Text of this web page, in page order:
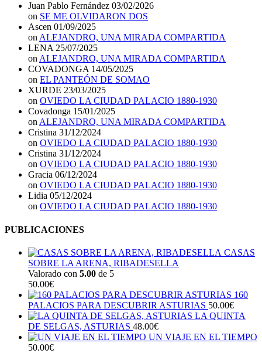
Juan Pablo Fernández 03/02/2026
on SE ME OLVIDARON DOS
Ascen 01/09/2025
on ALEJANDRO, UNA MIRADA COMPARTIDA
LENA 25/07/2025
on ALEJANDRO, UNA MIRADA COMPARTIDA
COVADONGA 14/05/2025
on EL PANTEÓN DE SOMAO
XURDE 23/03/2025
on OVIEDO LA CIUDAD PALACIO 1880-1930
Covadonga 15/01/2025
on ALEJANDRO, UNA MIRADA COMPARTIDA
Cristina 31/12/2024
on OVIEDO LA CIUDAD PALACIO 1880-1930
Cristina 31/12/2024
on OVIEDO LA CIUDAD PALACIO 1880-1930
Gracia 06/12/2024
on OVIEDO LA CIUDAD PALACIO 1880-1930
Lidia 05/12/2024
on OVIEDO LA CIUDAD PALACIO 1880-1930
PUBLICACIONES
CASAS
SOBRE LA ARENA, RIBADESELLA
Valorado con 5.00 de 5
50.00€
160
PALACIOS PARA DESCUBRIR ASTURIAS 50.00€
LA QUINTA
DE SELGAS, ASTURIAS 48.00€
UN VIAJE EN EL TIEMPO
50.00€